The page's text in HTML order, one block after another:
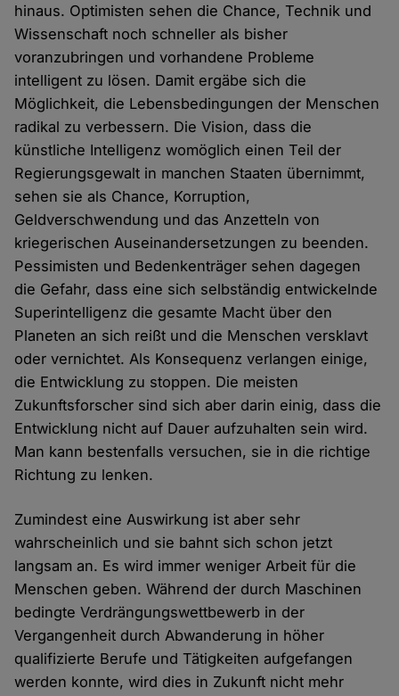
hinaus. Optimisten sehen die Chance, Technik und
Wissenschaft noch schneller als bisher
voranzubringen und vorhandene Probleme
intelligent zu lösen. Damit ergäbe sich die
Möglichkeit, die Lebensbedingungen der Menschen
radikal zu verbessern. Die Vision, dass die
künstliche Intelligenz womöglich einen Teil der
Regierungsgewalt in manchen Staaten übernimmt,
sehen sie als Chance, Korruption,
Geldverschwendung und das Anzetteln von
kriegerischen Auseinandersetzungen zu beenden.
Pessimisten und Bedenkenträger sehen dagegen
die Gefahr, dass eine sich selbständig entwickelnde
Superintelligenz die gesamte Macht über den
Planeten an sich reißt und die Menschen versklavt
oder vernichtet. Als Konsequenz verlangen einige,
die Entwicklung zu stoppen. Die meisten
Zukunftsforscher sind sich aber darin einig, dass die
Entwicklung nicht auf Dauer aufzuhalten sein wird.
Man kann bestenfalls versuchen, sie in die richtige
Richtung zu lenken.
Zumindest eine Auswirkung ist aber sehr
wahrscheinlich und sie bahnt sich schon jetzt
langsam an. Es wird immer weniger Arbeit für die
Menschen geben. Während der durch Maschinen
bedingte Verdrängungswettbewerb in der
Vergangenheit durch Abwanderung in höher
qualifizierte Berufe und Tätigkeiten aufgefangen
werden konnte, wird dies in Zukunft nicht mehr